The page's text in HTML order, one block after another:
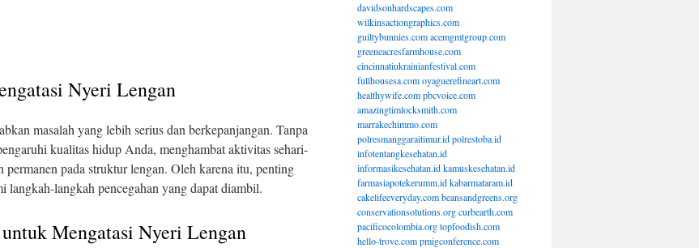
Nyeri Lengan
masalah yang lebih serius dan berkepanjangan. Tanpa
kualitas hidup Anda, menghambat aktivitas sehari-
permanen pada struktur lengan. Oleh karena itu, penting
langkah-langkah pencegahan yang dapat diambil.
Mengatasi Nyeri Lengan
davidsonhardscapes.com
wilkinsactiongraphics.com
guiltybunnies.comacemgmtgroup.com
greeneacresfarmhouse.com
cincinnatiukrainianfestival.com
fullhousesa.comoyaguerefineart.com
healthywife.compbcvoice.com
amazingtimlocksmith.com
marrakechimmo.com
polresmanggaraitimur.idpolrestoba.id
infotentangkesehatan.id
informasikesehatan.idkamuskesehatan.id
farmasiapotekerumm.idkabarmataram.id
cakelifeeveryday.combeansandgreens.org
conservationsolutions.orgcurbearth.com
pacificocolombia.orgtopfoodish.com
hello-trove.compmigconference.com